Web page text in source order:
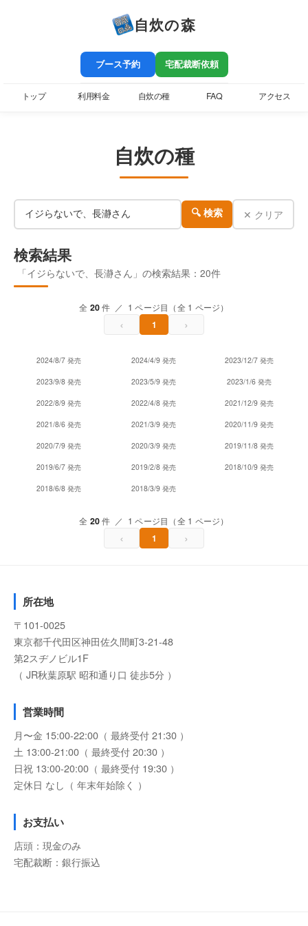
自炊の森
ブース予約 宅配裁断依頼
トップ 利用料金 自炊の種 FAQ アクセス
自炊の種
🔍 検索 ✕ クリア
検索結果
「イジらないで、長瀞さん」の検索結果：20件
全 20件 ／ 1 ページ目（全 1 ページ）
‹ 1 ›
2024/8/7 発売 2024/4/9 発売 2023/12/7 発売
2023/9/8 発売 2023/5/9 発売 2023/1/6 発売
2022/8/9 発売 2022/4/8 発売 2021/12/9 発売
2021/8/6 発売 2021/3/9 発売 2020/11/9 発売
2020/7/9 発売 2020/3/9 発売 2019/11/8 発売
2019/6/7 発売 2019/2/8 発売 2018/10/9 発売
2018/6/8 発売 2018/3/9 発売
全 20件 ／ 1 ページ目（全 1 ページ）
‹ 1 ›
所在地
〒101-0025
東京都千代田区神田佐久間町3-21-48
第2スヂノビル1F
（ JR秋葉原駅 昭和通り口 徒歩5分 ）
営業時間
月〜金 15:00-22:00（ 最終受付 21:30 ）
土 13:00-21:00（ 最終受付 20:30 ）
日祝 13:00-20:00（ 最終受付 19:30 ）
定休日 なし（ 年末年始除く ）
お支払い
店頭：現金のみ
宅配裁断：銀行振込